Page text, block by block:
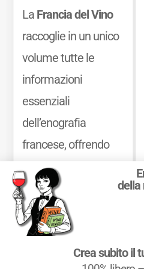
La Francia del Vino
raccoglie in un unico
volume tutte le
informazioni
essenziali
dell’enografia
francese, offrendo
una guida precisa e
consultabile dei
territori. Il libro unisce
le informazioni
generali a dati
della
Crea subito il